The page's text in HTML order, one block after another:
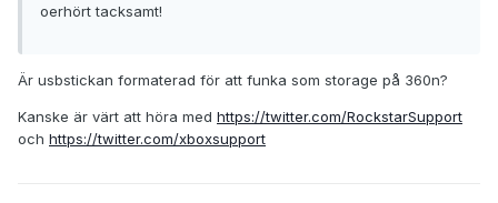
oerhört tacksamt!
Är usbstickan formaterad för att funka som storage på 360n?
Kanske är värt att höra med https://twitter.com/RockstarSupport
och https://twitter.com/xboxsupport